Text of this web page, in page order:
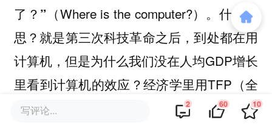
了？” （Where is the computer?）。什么意
思？就是第三次科技革命之后，到处都在用
计算机，但是为什么我们没在人均GDP增长
里看到计算机的效应？经济学里用TFP（全
要素生产率）来衡量技术进步，为什么计算
写评论... 2 60 10